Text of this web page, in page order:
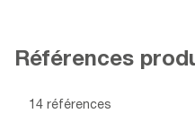
Références
14 références